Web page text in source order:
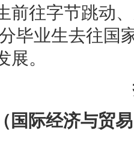
前往字节跳动
毕业生去往国
展。
国际经济与贸